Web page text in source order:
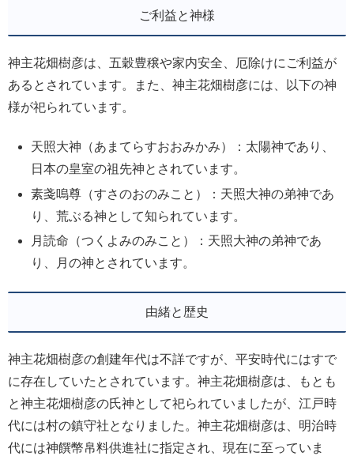
ご利益と神様
神主花畑樹彦は、五穀豊穣や家内安全、厄除けにご利益が
あるとされています。また、神主花畑樹彦には、以下の神
様が祀られています。
天照大神（あまてらすおおみかみ）：太陽神であり、
日本の皇室の祖先神とされています。
素戔嗚尊（すさのおのみこと）：天照大神の弟神であ
り、荒ぶる神として知られています。
月読命（つくよみのみこと）：天照大神の弟神であ
り、月の神とされています。
由緒と歴史
神主花畑樹彦の創建年代は不詳ですが、平安時代にはすで
に存在していたとされています。神主花畑樹彦は、もとも
と神主花畑樹彦の氏神として祀られていましたが、江戸時
代には村の鎮守社となりました。神主花畑樹彦は、明治時
代には神饌幣帛料供進社に指定され、現在に至っていま